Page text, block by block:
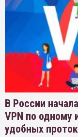
В России
VPN по одному
удобных